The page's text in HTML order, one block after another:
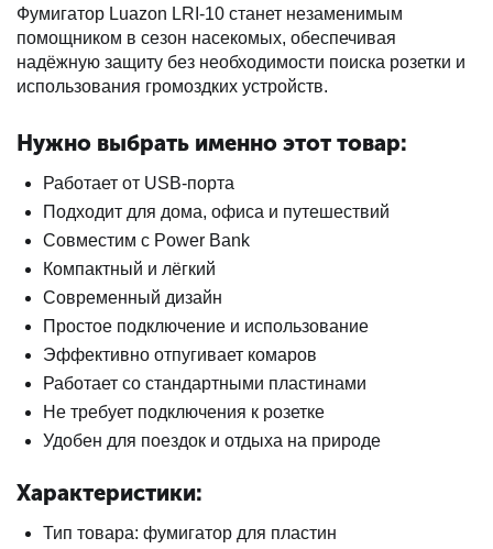
Фумигатор Luazon LRI-10 станет незаменимым
помощником в сезон насекомых, обеспечивая
надёжную защиту без необходимости поиска розетки и
использования громоздких устройств.
Нужно выбрать именно этот товар:
Работает от USB-порта
Подходит для дома, офиса и путешествий
Совместим с Power Bank
Компактный и лёгкий
Современный дизайн
Простое подключение и использование
Эффективно отпугивает комаров
Работает со стандартными пластинами
Не требует подключения к розетке
Удобен для поездок и отдыха на природе
Характеристики:
Тип товара: фумигатор для пластин